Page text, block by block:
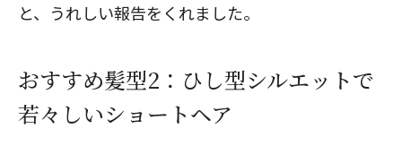
と、うれしい報告をくれました。
おすすめ髪型2：ひし型シルエットで
若々しいショートヘア